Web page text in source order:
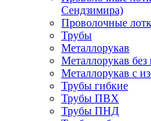
Сендзимира)
Проволочные
Трубы
Металлорукав
Металлорукав без
Металлорукав с
Трубы гибкие
Трубы ПВХ
Трубы ПНД